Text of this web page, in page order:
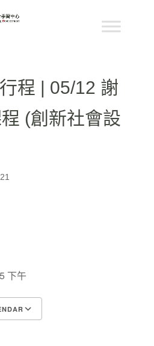
程 | 05/12 謝
(創新社會設
下午